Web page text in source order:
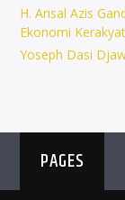
H. Arisal Azis
Ekonomi
Yoseph Dasi
PAGES